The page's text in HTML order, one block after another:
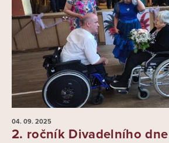
04. 09. 2025
2. ročník Divadelního